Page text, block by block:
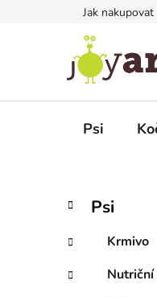
Jak nakupovat
Psi
P
s
r
Přeskočit
kategorie
K
a
e
g
o
Psi
Krmivo